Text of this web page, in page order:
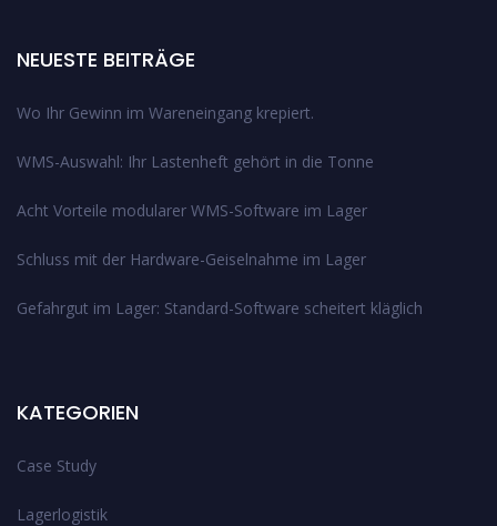
NEUESTE BEITRÄGE
Wo Ihr Gewinn im Wareneingang krepiert.
WMS-Auswahl: Ihr Lastenheft gehört in die Tonne
Acht Vorteile modularer WMS-Software im Lager
Schluss mit der Hardware-Geiselnahme im Lager
Gefahrgut im Lager: Standard-Software scheitert kläglich
KATEGORIEN
Case Study
Lagerlogistik